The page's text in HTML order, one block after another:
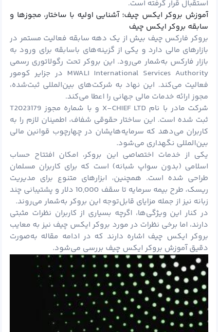
استقبال قرار گرفته است.
آموزش بروکر ایکس چیف؛ آشنایی اولیه با ساختار، مجوزها و
سابقه بروکر ایکس چیف
بروکر فارکس چیف بیش از یک دهه سابقه فعالیت مستمر در
بازارهای مالی دارد و یکی از گزینه‌های باسابقه برای ورود به
بازار فارکس به‌شمار می‌رود. این بروکر تحت رگولاتوری رسمی
MWALI International Services Authority در جزایر کومور
فعالیت می‌کند. این نهاد به شرکت‌های بین‌المللی ثبت‌شده،
مجوز ارائه خدمات مالی جهانی را اعطا می‌کند.
شرکت مادر با نام X-CHIEF LTD و با شماره مجوز T2023179
ثبت شده است. این ساختار حقوقی شفاف، اطمینان لازم را به
کاربران می‌دهد که سرمایه‌هایشان در چهارچوب قوانین مالی
بین‌المللی نگهداری می‌شود.
یکی از خدمات اختصاصی این بروکر، امکان افتتاح حساب
اسلامی (بدون سواپ شبانه) است که برای کاربران مسلمان
طراحی شده است. همچنین، ابزارهای متنوع برای مدیریت
ریسک، طرح بیمه سرمایه تا سقف 10,000
دلارو پشتیبانی چند
زبانه نیز از جمله مزایای قابل‌توجه این بروکر به‌شمار می‌روند.
در کنار این ویژگی‌ها، اگرچه بسیاری از کاربران نظرات مثبتی
دارند، اما برخی نظرات در مورد بروکر ایکس چیف نیز به معایب
بروکر ایکس چیف اشاره دارند که در ادامه مقاله به‌صورت
دقیق آموزش بروکر ایکس چیف بررسی می‌شود.